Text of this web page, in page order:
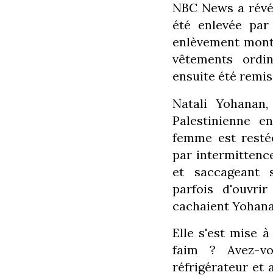
NBC News a
été enlevée
enlèvement
vêtements
ensuite été
Natali
Palestinienne
femme est
par
et saccageant
parfois
cachaient
Elle s'est mise
faim ? Avez-
réfrigérateur et